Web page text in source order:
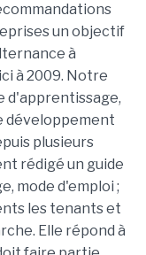
un objectif
à
à 2009. Notre
d'apprentissage,
développement
plusieurs
rédigé un guide
mode d'emploi ;
les tenants et
Elle répond à